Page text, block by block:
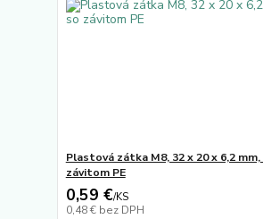
Plastová zátka M8, 32 x 20 x 6,2 mm,
závitom PE
0,59 €/KS
0,48 € bez DPH